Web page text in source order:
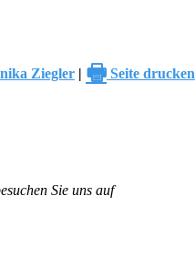
Ziegler | 🖶 Seite drucken
Sie uns auf